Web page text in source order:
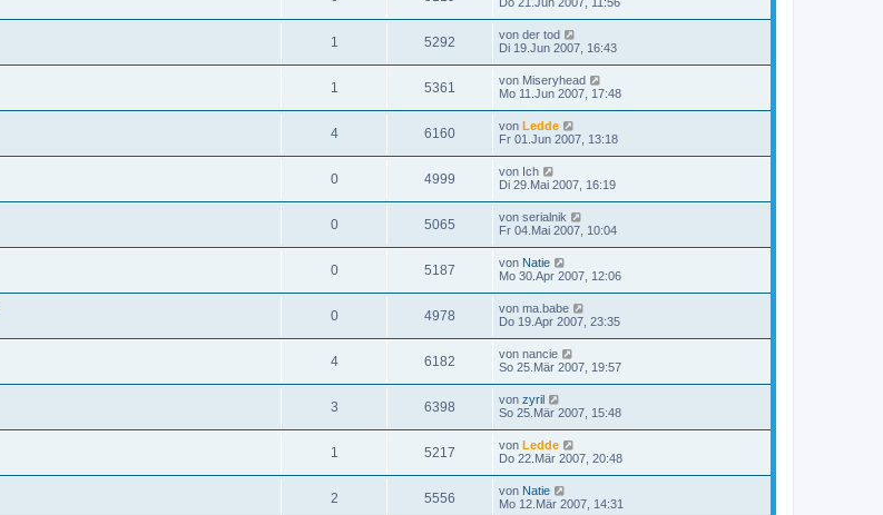
1 5292 von der tod
Di 19.Jun 2007, 16:43
1 5361 von Miseryhead
Mo 11.Jun 2007, 17:48
4 6160 von Ledde
Fr 01.Jun 2007, 13:18
0 4999 von Ich
Di 29.Mai 2007, 16:19
0 5065 von serialnik
Fr 04.Mai 2007, 10:04
0 5187 von Natie
Mo 30.Apr 2007, 12:06
0 4978 von ma.babe
Do 19.Apr 2007, 23:35
4 6182 von nancie
So 25.Mär 2007, 19:57
3 6398 von zyril
So 25.Mär 2007, 15:48
1 5217 von Ledde
Do 22.Mär 2007, 20:48
2 5556 von Natie
Mo 12.Mär 2007, 14:31